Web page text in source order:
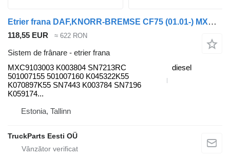
Etrier frana DAF,KNORR-BREMSE CF75 (01.01-) MXC9103003 pentru cap tractor DAF LF45, LF55, LF180, CF65, CF75, CF85 (2001-)
118,55 EUR ≈ 622 RON
Sistem de frânare - etrier frana
MXC9103003 K003804 SN7213RC
501007155 501007160 K045322K55
K070897K55 SN7443 K003784 SN7196
K059174...
diesel
Estonia, Tallinn
TruckParts Eesti OÜ